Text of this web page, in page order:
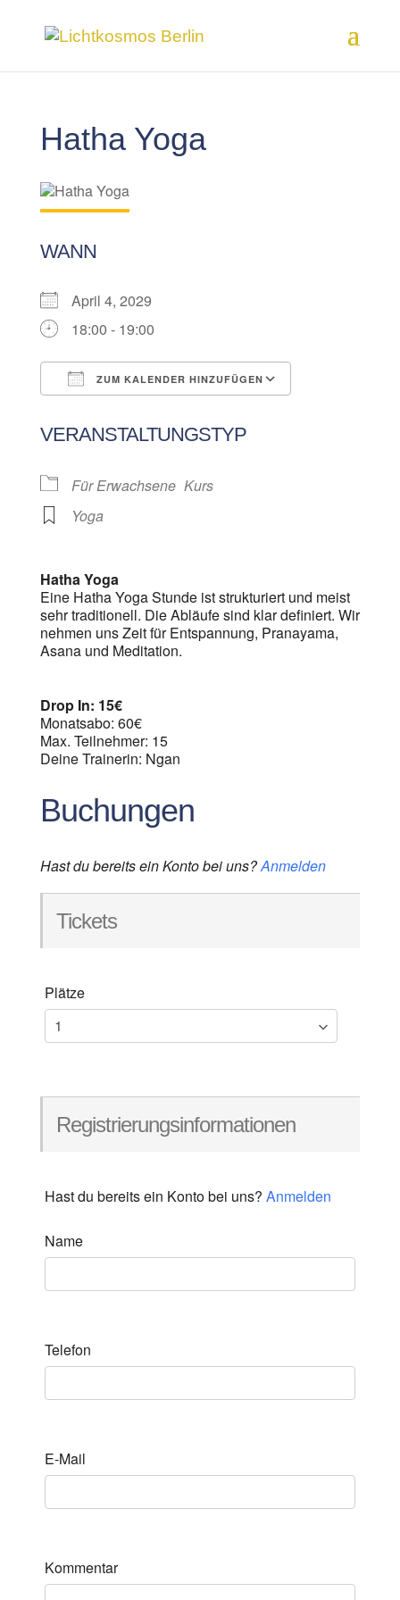
Hatha Yoga
WANN
April 4, 2029
18:00 - 19:00
ZUM KALENDER HINZUFÜGEN
VERANSTALTUNGSTYP
Für Erwachsene Kurs
Yoga
Hatha Yoga
Eine Hatha Yoga Stunde ist strukturiert und meist
sehr traditionell. Die Abläufe sind klar definiert. Wir
nehmen uns Zeit für Entspannung, Pranayama,
Asana und Meditation.
Drop In: 15€
Monatsabo: 60€
Max. Teilnehmer: 15
Deine Trainerin: Ngan
Buchungen
Hast du bereits ein Konto bei uns?Anmelden
Tickets
Plätze
Registrierungsinformationen
Hast du bereits ein Konto bei uns? Anmelden
Name
Telefon
E-Mail
Kommentar